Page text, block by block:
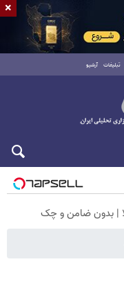
تبلیغات آرشیو
×